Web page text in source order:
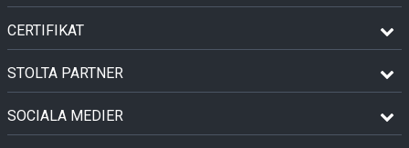
CERTIFIKAT
STOLTA PARTNER
SOCIALA MEDIER